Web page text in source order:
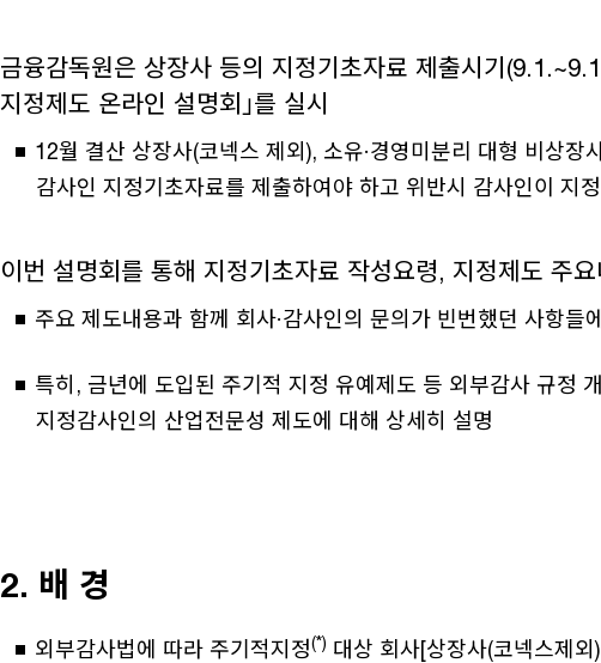
금융감독원은 상장사 등의 지정기초자료 제출시기
지정제도 온라인 설명회｣를 실시
12월 결산 상장사(코넥스 제외), 소유·경영미분리 대형 비상장
감사인 지정기초자료를 제출하여야 하고 위반시 감사인이 지
이번 설명회를 통해 지정기초자료 작성요령, 지정제도 주
주요 제도내용과 함께 회사·감사인의 문의가 빈번했던 사항들
특히, 금년에 도입된 주기적 지정 유예제도 등 외부감사 규정
지정감사인의 산업전문성 제도에 대해 상세히 설명
2. 배 경
외부감사법에 따라 주기적지정(*) 대상 회사[상장사(코넥스제